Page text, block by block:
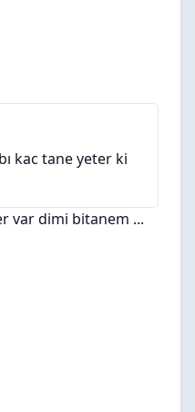
kac tane yeter ki
var dimi bitanem ...